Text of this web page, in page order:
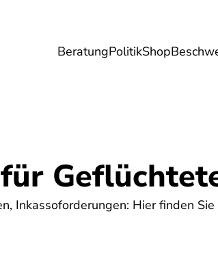
BeratungPolitikShop
Gesundheit Energie
Inkassoforderungen: Hier finden